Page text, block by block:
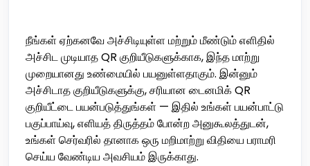
நீங்கள் ஏற்கனவே அச்சிடியுள்ள மற்றும் மீண்டும் எளிதில்
அச்சிட முடியாத QR குறியீடுகளுக்காக, இந்த மாற்று
முறையானது உண்மையில் பயனுள்ளதாகும். இன்னும்
அச்சிடாத குறியீடுகளுக்கு, சரியான டைனமிக் QR
குறியீட்டை பயன்படுத்துங்கள் — இதில் உங்கள் பயன்பாட்டு
பகுப்பாய்வு, எளியத் திருத்தம் போன்ற அனுகூலத்துடன்,
உங்கள் செர்வரில் தானாக ஒரு மறிமாற்று விதியை பராமரி
செய்ய வேண்டிய அவசியம் இருக்காது.